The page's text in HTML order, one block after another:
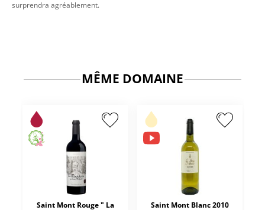
surprendra agréablement.
MÊME DOMAINE
Saint Mont Rouge " La
Saint Mont Blanc 2010